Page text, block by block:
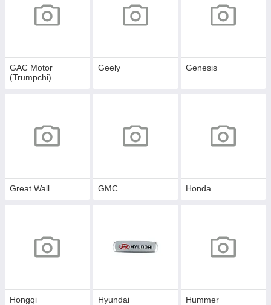
GAC Motor
(Trumpchi)
Geely Genesis
Great Wall GMC Honda
Hongqi Hyundai Hummer